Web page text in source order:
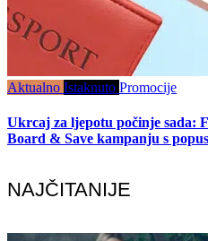
Aktualno Istaknuto Promocije
Ukrcaj za ljepotu počinje sada:
Board & Save kampanju s
NAJČITANIJE